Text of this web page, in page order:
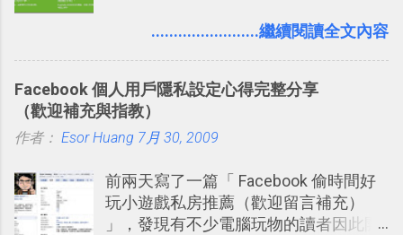
要準備數百個考試問題時，自己手動進
練習的記憶卡片，自動規劃要延期複習
的卡片，每天自動產生記憶練習題，這
樣的軟體中最受好評的，或許就是今天
介紹文章： 把不同筆記中的待辦清單統
大綱收合、目錄連結、錨點連結，整理
超長筆記應用案例分享 新功能教學： 會
議記錄不麻煩！我常用兩個 Evernote AI
學： Evernote 新增類似 Google 文件的
「免帳號登入」多人同步編輯功能
........................繼續閱讀全文內容
Facebook 個人用戶隱私設定心得完整分享
（歡迎補充與指教）
作者： Esor Huang 7月 30, 2009
前兩天寫了一篇「 Facebook 偷時間好
玩小遊戲私房推薦（歡迎留言補充）
」，發現有不少電腦玩物的讀者因此開